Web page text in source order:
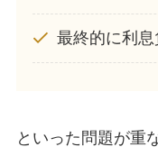
最終的に利
といった問題が重